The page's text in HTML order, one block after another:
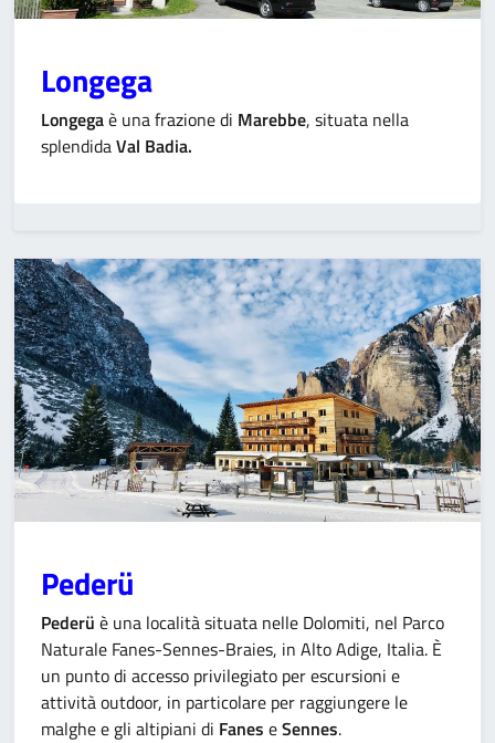
Longega
Longegaè una frazione di Marebbe, situata nella
splendidaVal Badia.
Pederü
Pederü è una località situata nelle Dolomiti, nel Parco
Naturale Fanes-Sennes-Braies, in Alto Adige, Italia. È
un punto di accesso privilegiato per escursioni e
attività outdoor, in particolare per raggiungere le
malghe e gli altipiani di Fanes eSennes.